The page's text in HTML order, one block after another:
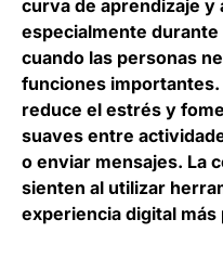
curva de aprendizaje y
especialmente
cuando las personas
funciones
reduce el estrés y
suaves entre
o enviar mensajes. La
sienten al utilizar
experiencia digital más